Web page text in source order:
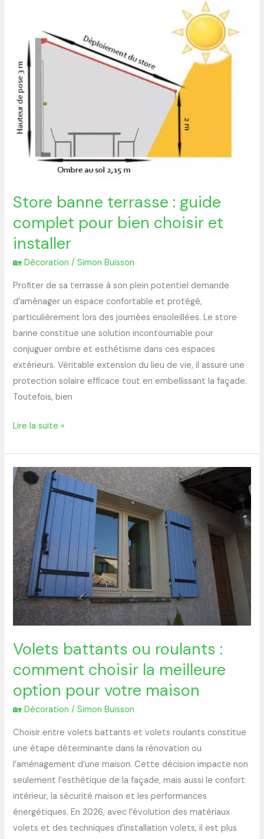
Store banne terrasse : guide
complet pour bien choisir et
installer
🏡 Décoration /Simon Buisson
Profiter de sa terrasse à son plein potentiel demande
d’aménager un espace confortable et protégé,
particulièrement lors des journées ensoleillées. Le store
banne constitue une solution incontournable pour
conjuguer ombre et esthétisme dans ces espaces
extérieurs. Véritable extension du lieu de vie, il assure une
protection solaire efficace tout en embellissant la façade.
Toutefois, bien
terrasse
guide
complet
pour
bien
choisir
installer
Lire la suite »
Volets battants ou roulants :
comment choisir la meilleure
option pour votre maison
🏡 Décoration /Simon Buisson
Choisir entre volets battants et volets roulants constitue
une étape déterminante dans la rénovation ou
l’aménagement d’une maison. Cette décision impacte non
seulement l’esthétique de la façade, mais aussi le confort
intérieur, la sécurité maison et les performances
énergétiques. En 2026, avec l’évolution des matériaux
volets et des techniques d’installation volets, il est plus
Volets
battants
ou
roulants
:
comment
choisir
la
meilleure
option
votre
maison